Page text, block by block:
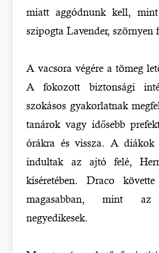
miatt aggódnunk kell,
szipogta Lavender, szörnyen
A vacsora végére a tömeg
A fokozott biztonsági
szokásos gyakorlatnak
tanárok vagy idősebb
órákra és vissza. A diákok
indultak az ajtó felé,
kíséretében. Draco
magasabban, mint
negyedikesek.